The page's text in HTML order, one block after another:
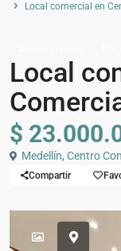
Local comercial en
Local
$
Medellín, Centro
Compartir